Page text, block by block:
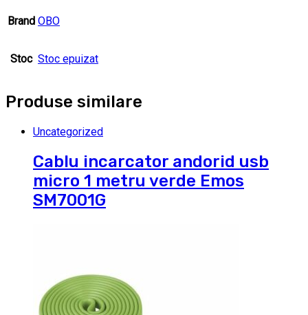
Brand OBO
Stoc Stoc epuizat
Produse similare
Uncategorized
Cablu incarcator andorid usb
micro 1 metru verde Emos
SM7001G